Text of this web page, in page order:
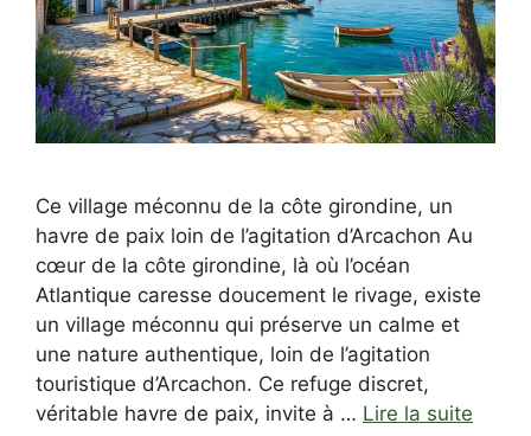
Ce village méconnu de la côte girondine, un
havre de paix loin de l’agitation d’Arcachon Au
cœur de la côte girondine, là où l’océan
Atlantique caresse doucement le rivage, existe
un village méconnu qui préserve un calme et
une nature authentique, loin de l’agitation
touristique d’Arcachon. Ce refuge discret,
véritable havre de paix, invite à … Lire la suite